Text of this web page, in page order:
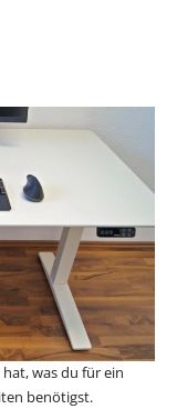
was du für ein
benötigst.